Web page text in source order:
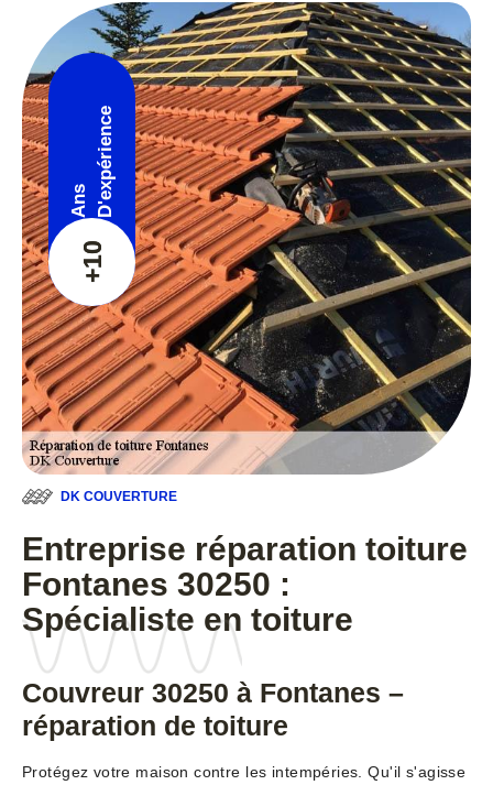
+10
Ans D'expérience
DK COUVERTURE
Entreprise réparation toiture
Fontanes 30250 :
Spécialiste en toiture
Couvreur 30250 à Fontanes –
réparation de toiture
Protégez votre maison contre les intempéries. Qu'il s'agisse